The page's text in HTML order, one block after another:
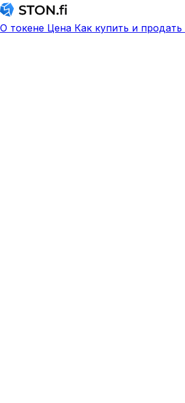
О токене Цена Как купить и продать